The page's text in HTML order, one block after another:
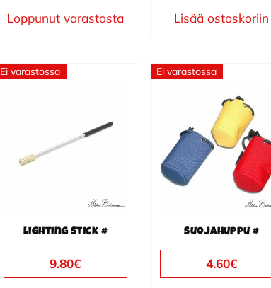
Loppunut varastosta Lisää ostoskoriin
Ei varastossa
Lighting Stick #
9.80€
Ei varastossa
Suojahuppu #
4.60€